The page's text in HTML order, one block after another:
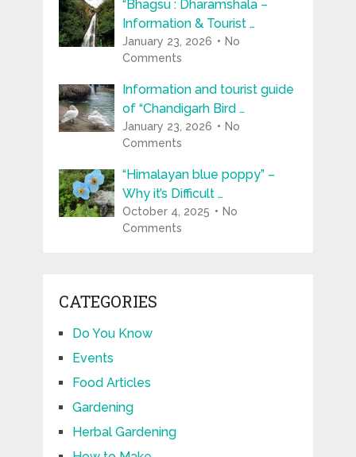
“Bhagsu : Dharamshala –
Information & Tourist …
January 23, 2026
No
Comments
Information and tourist guide
of “Chandigarh Bird …
January 23, 2026
No
Comments
“Himalayan blue poppy” –
Why it’s Difficult …
October 4, 2025
No
Comments
CATEGORIES
Do You Know
Events
Food Articles
Gardening
Herbal Gardening